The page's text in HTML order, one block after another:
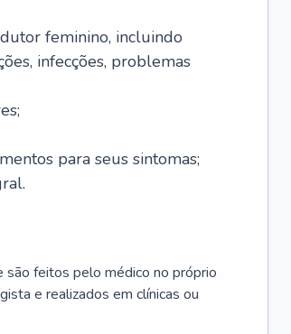
feminino, incluindo
infecções, problemas
para seus sintomas;
feitos pelo médico no próprio
e realizados em clínicas ou